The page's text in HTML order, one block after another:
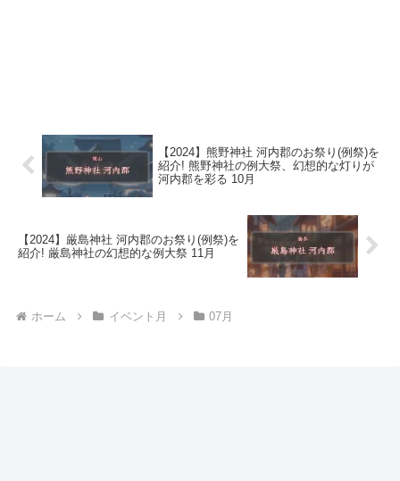
【2024】熊野神社 河内郡のお祭り(例祭)を
紹介! 熊野神社の例大祭、幻想的な灯りが
河内郡を彩る 10月
【2024】厳島神社 河内郡のお祭り(例祭)を
紹介! 厳島神社の幻想的な例大祭 11月
ホーム イベント月 07月